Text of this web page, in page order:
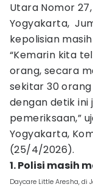
Utara Nomor
Yogyakarta,
kepolisian
“Kemarin kita
orang, secara
sekitar 30
dengan detik ini
pemeriksaan,”
Yogyakarta,
(25/4/2026).
1. Polisi masih
Daycare Little Aresha, di